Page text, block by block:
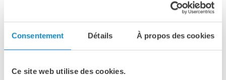
Consentement Détails À propos des cookies
Ce site web utilise des cookies.
Des possibilités infinies avec le
du Groupe Lutze